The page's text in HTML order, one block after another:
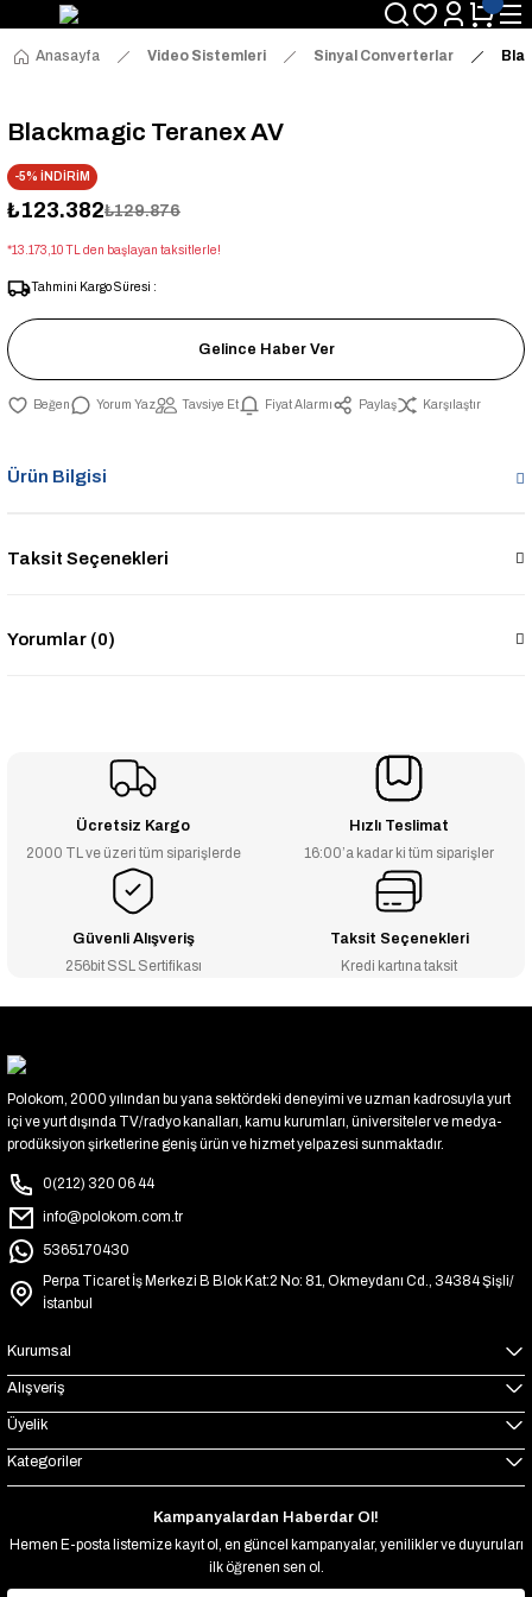
Anasayfa Video Sistemleri Sinyal Converterlar
Blackmagic Teranex AV
-5% İNDİRİM
₺123.382₺129.876
*13.173,10 TL den başlayan taksitlerle!
Tahmini Kargo Süresi :
Gelince Haber Ver
Yorum Yaz Tavsiye Et Fiyat Alarmı Paylaş Karşılaştır
Ürün Bilgisi
Taksit Seçenekleri
Yorumlar (0)
Ücretsiz Kargo
2000 TL ve üzeri tüm siparişlerde
Hızlı Teslimat
16:00’a kadar ki tüm siparişler
Güvenli Alışveriş
256bit SSL Sertifikası
Taksit Seçenekleri
Kredi kartına taksit
Polokom, 2000 yılından bu yana sektördeki deneyimi ve uzman kadrosuyla yurt
içi ve yurt dışında TV/radyo kanalları, kamu kurumları, üniversiteler ve medya-
prodüksiyon şirketlerine geniş ürün ve hizmet yelpazesi sunmaktadır.
0(212) 320 06 44
info@polokom.com.tr
5365170430
Perpa Ticaret İş Merkezi B Blok Kat:2 No: 81, Okmeydanı Cd., 34384 Şişli/
İstanbul
Kurumsal
Alışveriş
Üyelik
Kategoriler
Kampanyalardan Haberdar Ol!
Hemen E-posta listemize kayıt ol, en güncel kampanyalar, yenilikler ve duyuruları
ilk öğrenen sen ol.